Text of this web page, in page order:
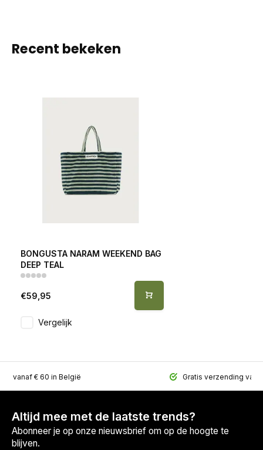
Recent bekeken
BONGUSTA NARAM WEEKEND BAG
DEEP TEAL
€59,95
Vergelijk
vanaf € 60 in België Gratis verzending
Altijd mee met de laatste trends?
Abonneer je op onze nieuwsbrief om op de hoogte te
blijven.